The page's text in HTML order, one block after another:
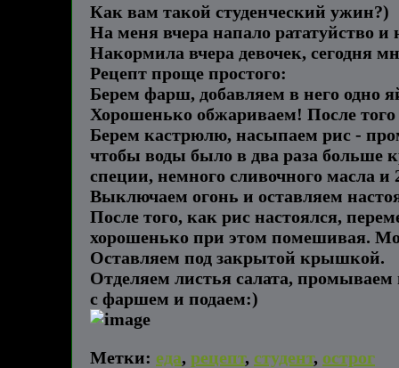
Как вам такой студенческий ужин?)
На меня вчера напало рататуйство и
Накормила вчера девочек, сегодня
Рецепт проще простого:
Берем фарш, добавляем в него одно
Хорошенько обжариваем! После
Берем кастрюлю, насыпаем рис -
чтобы воды было в два раза больше
специи, немного сливочного масла и
Выключаем огонь и оставляем
После того, как рис настоялся,
хорошенько при этом помешивая.
Оставляем под закрытой крышкой.
Отделяем листья салата,
с фаршем и подаем:)
Метки: еда, рецепт, студент, острог